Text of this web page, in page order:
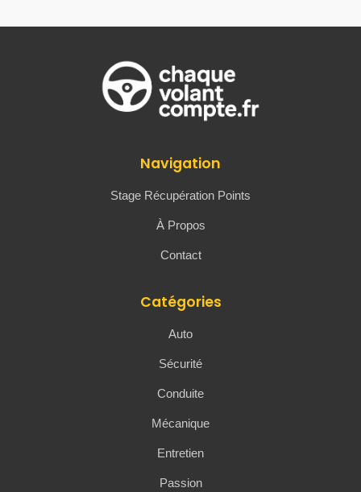
Navigation
Stage Récupération Points
À Propos
Contact
Catégories
Auto
Sécurité
Conduite
Mécanique
Entretien
Passion